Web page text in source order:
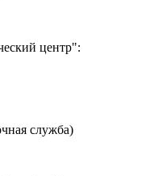
центр":
служба)